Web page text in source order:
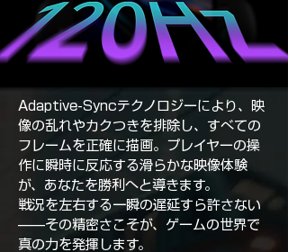
Adaptive-Syncテクノロジーにより、映
像の乱れやカクつきを排除し、すべての
フレームを正確に描画。プレイヤーの操
作に瞬時に反応する滑らかな映像体験
が、あなたを勝利へと導きます。
戦況を左右する一瞬の遅延すら許さない
——その精密さこそが、ゲームの世界で
真の力を発揮します。